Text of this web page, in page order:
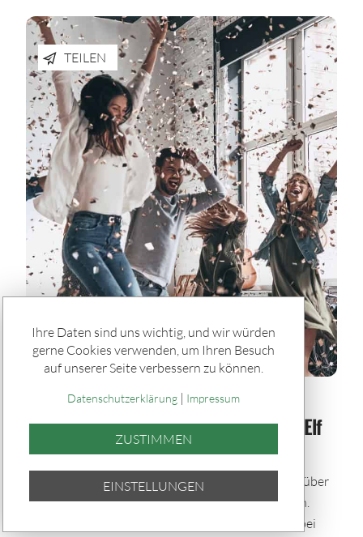
TEILEN
Spiele & Gewinner / Gewinner
SACHSENLOTTO-Gewinner der Woche: Elf
Glückstreffer in Sachsen
In der vergangenen Woche durften sich elf Spieler über
Gewinne zwischen 5.000 und 8.102,10 Euro freuen.
Dabei zeigte sich das Glück besonders spendabel bei
Ihre Daten sind uns wichtig, und wir würden
gerne Cookies verwenden, um Ihren Besuch
auf unserer Seite verbessern zu können.
Datenschutzerklärung| Impressum
ZUSTIMMEN
EINSTELLUNGEN